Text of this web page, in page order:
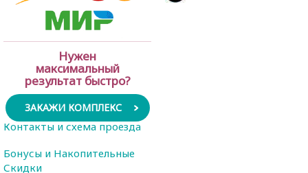
Нужен
максимальный
результат быстро?
ЗАКАЖИ КОМПЛЕКС
Контакты и схема проезда
Бонусы и Накопительные
Скидки